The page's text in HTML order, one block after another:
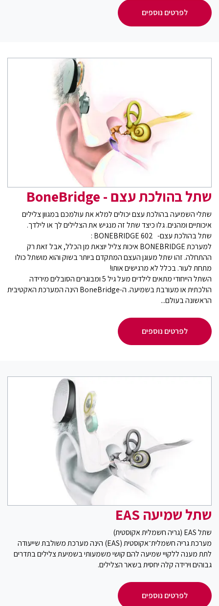
לפרטים נוספים
שתל בהולכת עצם - BoneBridge
שתלי השמיעה בהולכת עצם יכולים למלא את עולמכם במגוון צלילים
איכותיים ומהנים. גלו כיצד שתל זה מנגיש את הצלילים לך או לילדך.
שתל בהולכת עצם- BONEBRIDGE 602 :
למערכת BONEBRIDGE איכות צליל יוצאת מן הכלל, אבל זאת רק
ההתחלה. זהו שתל מעוגן העצם המתקדם ביותר בשוק והוא מושתל כולו
מתחת לעור. בכלל לא מרגישים אותו!
השתל הייחודי מתאים לילדים מעל גיל 5 ומבוגרים הסובלים מירידה
הולכתית או מעורבת בשמיעה. ה-BoneBridge הינה המערכת האקטיבית
הראשונה בעולם...
לפרטים נוספים
שתל שמיעה EAS
שתל EAS (גריה חשמלית אקוסטית)
מערכת גריה חשמלית־אקוסטית (EAS) הינה מערכת משולבת שייעודה
לתת מענה ללקויי שמיעה להם קושי משמעותי בשמיעת צלילים בתדרים
גבוהים וירידה קלה יחסית בשאר הצלילים.
לפרטים נוספים